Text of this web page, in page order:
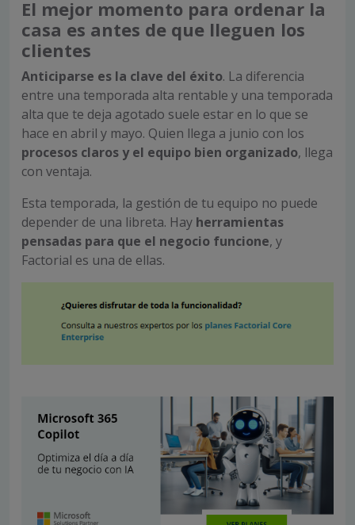
El mejor momento para ordenar la
casa es antes de que lleguen los
clientes
Anticiparse es la clave del éxito. La diferencia
entre una temporada alta rentable y una temporada
alta que te deja agotado suele estar en lo que se
hace en abril y mayo. Quien llega a junio con los
procesos claros y el equipo bien organizado, llega
con ventaja.
Esta temporada, la gestión de tu equipo no puede
depender de una libreta. Hay herramientas
pensadas para que el negocio funcione, y
Factorial es una de ellas.